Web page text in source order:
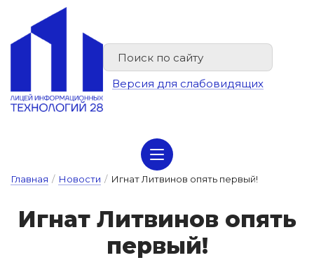
Версия для слабовидящих
Главная / Новости / Игнат Литвинов опять первый!
Иг­нат Лит­ви­нов о­пять
пер­вый!